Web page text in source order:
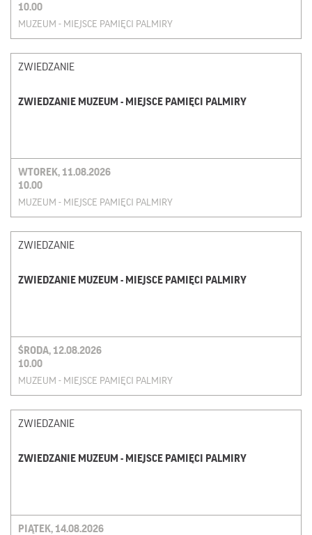
10.00
MUZEUM - MIEJSCE PAMIĘCI PALMIRY
ZWIEDZANIE
ZWIEDZANIE MUZEUM - MIEJSCE PAMIĘCI PALMIRY
WTOREK, 11.08.2026
10.00
MUZEUM - MIEJSCE PAMIĘCI PALMIRY
ZWIEDZANIE
ZWIEDZANIE MUZEUM - MIEJSCE PAMIĘCI PALMIRY
ŚRODA, 12.08.2026
10.00
MUZEUM - MIEJSCE PAMIĘCI PALMIRY
ZWIEDZANIE
ZWIEDZANIE MUZEUM - MIEJSCE PAMIĘCI PALMIRY
PIĄTEK, 14.08.2026